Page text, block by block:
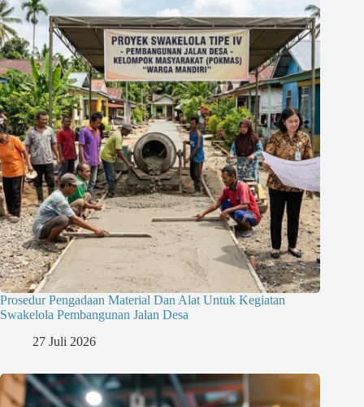
Prosedur Pengadaan Material Dan Alat Untuk Kegiatan
Swakelola Pembangunan Jalan Desa
27 Juli 2026